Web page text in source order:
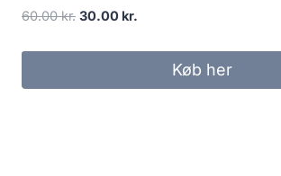
60.00kr. Original
was:
30.00 kr.
is:
30.00 kr..Køb her